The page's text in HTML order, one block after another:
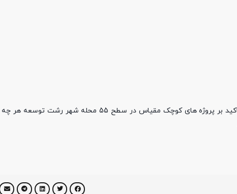
نبض خبر : سید امیر حسین علوی شهردار رشت در جلسه معاونین ضمن تاکید بر پروژه های کوچک مقیاس در سطح 55